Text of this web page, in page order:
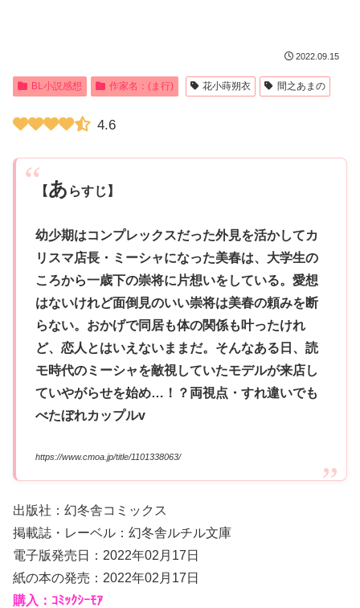
2022.09.15
BL小説感想 作家名：(ま行) 花小蒔朔衣 間之あまの
4.6
【あ らすじ】
幼少期はコンプレックスだった外見を活かしてカ
リスマ店長・ミーシャになった美春は、大学生の
ころから一歳下の崇将に片想いをしている。愛想
はないけれど面倒見のいい崇将は美春の頼みを断
らない。おかげで同居も体の関係も叶ったけれ
ど、恋人とはいえないままだ。そんなある日、読
モ時代のミーシャを敵視していたモデルが来店し
ていやがらせを始め…！？両視点・すれ違いでも
べたぼれカップルv
https://www.cmoa.jp/title/1101338063/
出版社：幻冬舎コミックス
掲載誌・レーベル：幻冬舎ルチル文庫
電子版発売日：2022年02月17日
紙の本の発売：2022年02月17日
購入：ｺﾐｯｸｼｰﾓｱ